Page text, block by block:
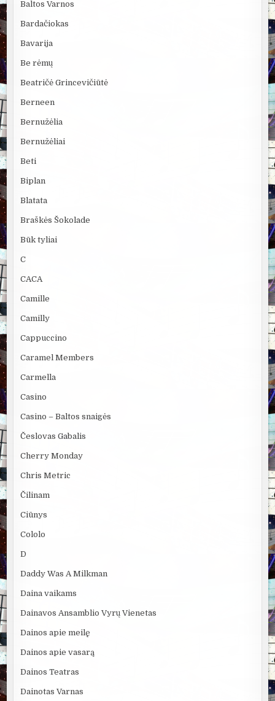
Baltos Varnos
Bardačiokas
Bavarija
Be rėmų
Beatričė Grincevičiūtė
Berneen
Bernužėlia
Bernužėliai
Beti
Biplan
Blatata
Braškės Šokolade
Būk tyliai
C
CACA
Camille
Camilly
Cappuccino
Caramel Members
Carmella
Casino
Casino – Baltos snaigės
Česlovas Gabalis
Cherry Monday
Chris Metric
Čilinam
Ciūnys
Cololo
D
Daddy Was A Milkman
Daina vaikams
Dainavos Ansamblio Vyrų Vienetas
Dainos apie meilę
Dainos apie vasarą
Dainos Teatras
Dainotas Varnas